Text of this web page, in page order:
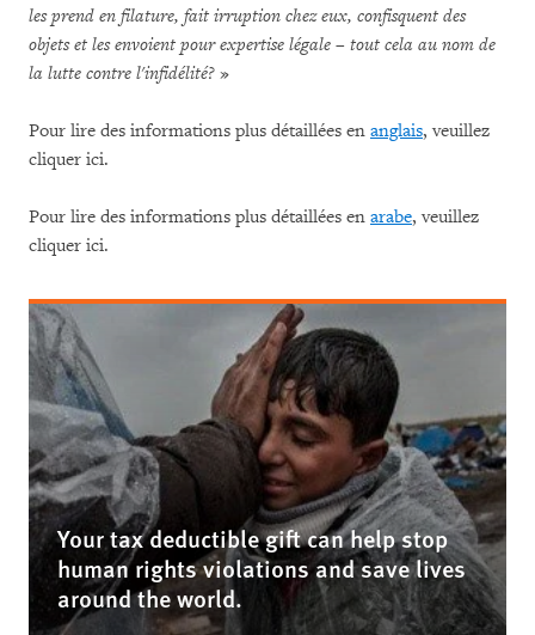
les prend en filature, fait irruption chez eux, confisquent des
objets et les envoient pour expertise légale – tout cela au nom de
la lutte contre l'infidélité? »
Pour lire des informations plus détaillées en anglais, veuillez
cliquer ici.
Pour lire des informations plus détaillées en arabe, veuillez
cliquer ici.
Your tax deductible gift can help stop
human rights violations and save lives
around the world.